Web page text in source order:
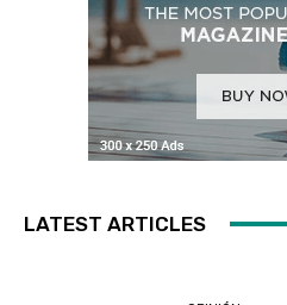
LATEST ARTICLES